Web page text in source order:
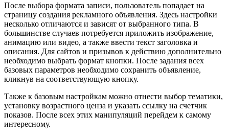
После выбора формата записи, пользователь попадает на
страницу создания рекламного объявления. Здесь настройки
несколько отличаются и зависят от выбранного типа. В
большинстве случаев потребуется приложить изображение,
анимацию или видео, а также ввести текст заголовка и
описания. Для сайтов и призывов к действию дополнительно
необходимо выбрать формат кнопки. После задания всех
базовых параметров необходимо сохранить объявление,
кликнув на соответствующую кнопку.
Также к базовым настройкам можно отнести выбор тематики,
установку возрастного ценза и указать ссылку на счетчик
показов. После всех этих манипуляций перейдем к самому
интересному.